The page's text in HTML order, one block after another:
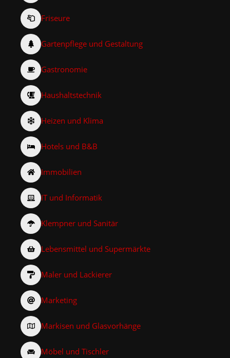
Friseure
Gartenpflege und Gestaltung
Gastronomie
Haushaltstechnik
Heizen und Klima
Hotels und B&B
Immobilien
IT und Informatik
Klempner und Sanitär
Lebensmittel und Supermärkte
Maler und Lackierer
Marketing
Markisen und Glasvorhänge
Möbel und Tischler